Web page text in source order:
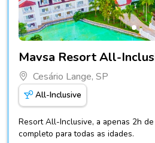
Mavsa Resort All-
Cesário Lange, SP
All-Inclusive
Resort All-Inclusive, a apenas 2h
completo para todas as idades.